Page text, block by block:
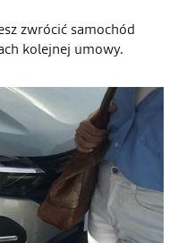
zwrócić samochód
kolejnej umowy.